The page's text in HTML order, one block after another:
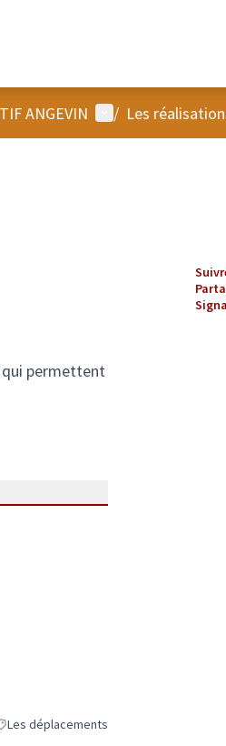
ANGEVIN Menu utilisateur
/ Les
qui permettent
les résultats de la catégorie : Les
Les déplacements